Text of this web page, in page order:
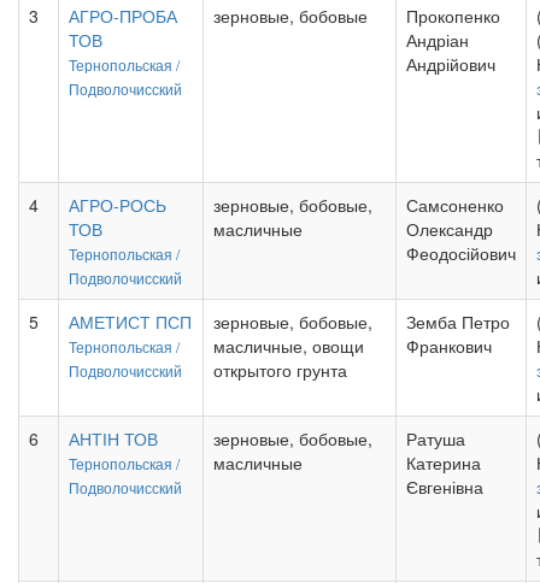
3
АГРО-ПРОБА
ТОВ
Тернопольская /
Подволочисский
зерновые, бобовые
Прокопенко
Андріан
Андрійович
4
АГРО-РОСЬ
ТОВ
Тернопольская /
Подволочисский
зерновые, бобовые,
масличные
Самсоненко
Олександр
Феодосійович
5
АМЕТИСТ ПСП
Тернопольская /
Подволочисский
зерновые, бобовые,
масличные, овощи
открытого грунта
Земба Петро
Франкович
6
АНТІН ТОВ
Тернопольская /
Подволочисский
зерновые, бобовые,
масличные
Ратуша
Катерина
Євгенівна